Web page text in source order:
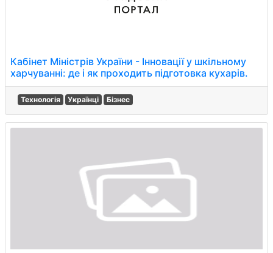
Кабінет Міністрів України - Інновації у шкільному
харчуванні: де і як проходить підготовка кухарів.
Технологія Українці Бізнес